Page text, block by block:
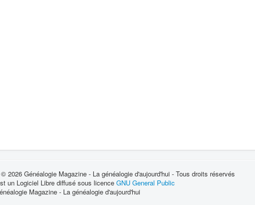
2026 Généalogie Magazine - La généalogie d'aujourd'hui - Tous droits réservés
un Logiciel Libre diffusé sous licence GNU General Public
Magazine - La généalogie d'aujourd'hui